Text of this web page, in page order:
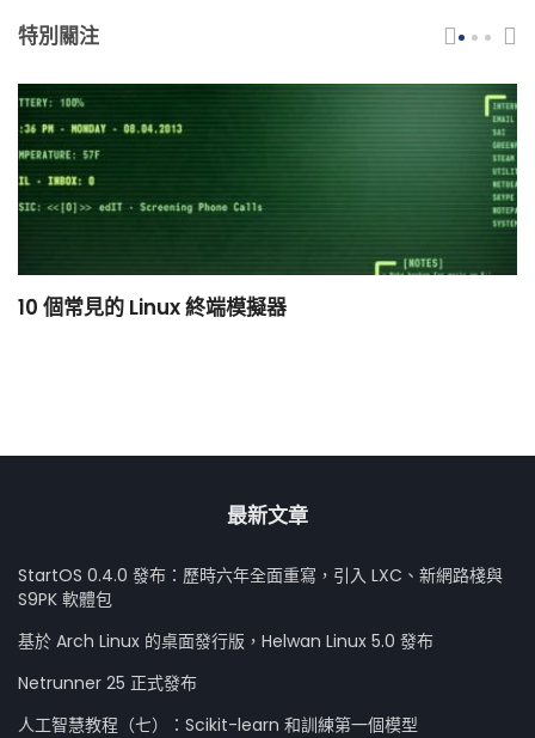
特別關注
10 個常見的 Linux 終端模擬器
最新文章
StartOS 0.4.0 發布：歷時六年全面重寫，引入 LXC、新網路棧與
S9PK 軟體包
基於 Arch Linux 的桌面發行版，Helwan Linux 5.0 發布
Netrunner 25 正式發布
人工智慧教程（七）：Scikit-learn 和訓練第一個模型